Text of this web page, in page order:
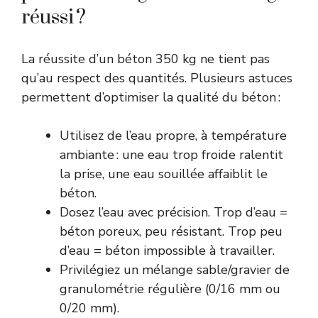
réussi ?
La réussite d’un béton 350 kg ne tient pas
qu’au respect des quantités. Plusieurs astuces
permettent d’optimiser la qualité du béton :
Utilisez de l’eau propre, à température
ambiante : une eau trop froide ralentit
la prise, une eau souillée affaiblit le
béton.
Dosez l’eau avec précision. Trop d’eau =
béton poreux, peu résistant. Trop peu
d’eau = béton impossible à travailler.
Privilégiez un mélange sable/gravier de
granulométrie régulière (0/16 mm ou
0/20 mm).